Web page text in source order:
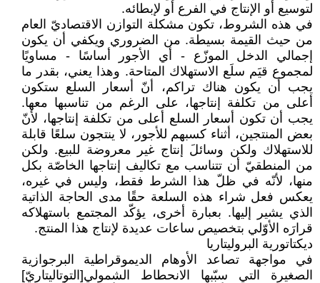
لتوسيع ‏أو الإنتاج في الفرع أو لإبطائه‎.‎
في هذه الشروط، تكون مشكلة التوازن الاقتصاديّ العام
من حيث القيمة بسيطة. من الضروري ويكفي أن ‏يكون
إجمالي الدخل الموزّع - أي الأجور أساسًا - مساويًا
لمجموع قيَم سلَع الاستهلاك المتاحة. وهذا ‏يعني، بقدر ما
يجب أن يكون هناك تراكم، أنّ أسعار السلع ستكون
أعلى من تكلفة إنتاجها، على الرغم ‏من تناسبها معها.
يجب أن تكون أسعار السلع أعلى من تكلفة إنتاجها، لأنّ
بعض المنتجين، أثناء كسبهم ‏للأجور، لا ينتجون سلعًا قابلة
للاستهلاك ولكن وسائلَ إنتاج غير معروضة للبيع. ولكن
من المنطقيّ أن ‏تتناسب مع تكاليف إنتاجها الخاصّة بكل
منها، لأنّه في ظلّ هذا الشرط فقط، وليس في غيره،
يعكس فعل ‏شراء هذه السلعة حقًا مدى الحاجة الذاتية
الذي يشير إليها. بعبارة أخرى، يؤكّد المجتمع باستهلاكه
قرارَه ‏الأوّلي بتخصيص ساعات عديدة لإنتاج هذا المنتج‎.‎
ديكتاتورية البروليتاريا
في مواجهة تصاعد الأوهام الديموقراطية البرجوازية
الصغيرة التي سبّبها الانحطاط الشمولي[التوتاليتاريّ]